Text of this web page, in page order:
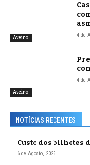
Aveiro 4 de
Aveiro
4 de
NOTÍCIAS RECENTES
Custo dos bilhetes
6 de Agosto, 2026